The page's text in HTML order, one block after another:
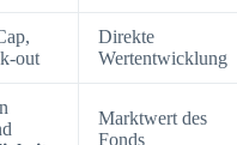
out
Direkte
Wertentwicklung
Marktwert des
Fonds